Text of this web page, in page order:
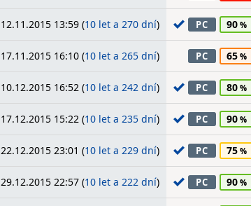
12.11.2015 13:59 (10 let a 270 dní) PC 90
17.11.2015 16:10 (10 let a 265 dní) PC 65
10.12.2015 16:52 (10 let a 242 dní) PC 80
17.12.2015 15:22 (10 let a 235 dní) PC 90
22.12.2015 23:01 (10 let a 229 dní) PC 75
29.12.2015 22:57 (10 let a 222 dní) PC 90